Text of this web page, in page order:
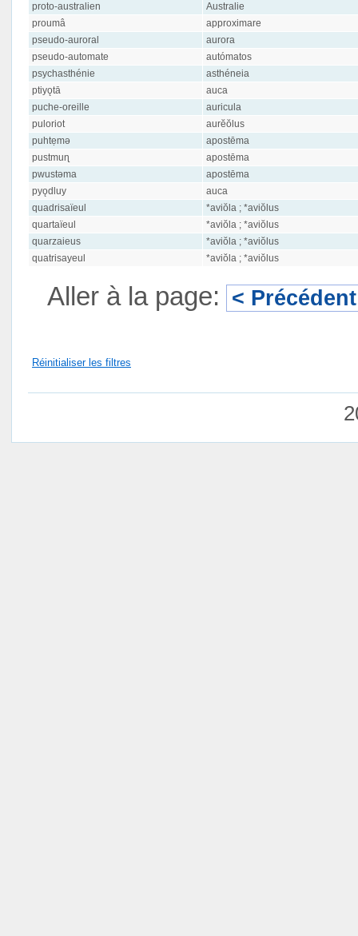
proto-australien
Australie
proumâ
approximare
pseudo-auroral
aurora
pseudo-automate
autómatos
psychasthénie
asthéneia
ptiyǫtā
auca
puche-oreille
auricula
puloriot
aurĕŏlus
puhtẹmə
apostēma
pustmuɳ
apostēma
pwustəma
apostēma
pyǫdluy
auca
quadrisaïeul
*aviŏla ; *aviŏlus
quartaïeul
*aviŏla ; *aviŏlus
quarzaieus
*aviŏla ; *aviŏlus
quatrisayeul
*aviŏla ; *aviŏlus
Aller à la page: < Précédent
Réinitialiser les filtres